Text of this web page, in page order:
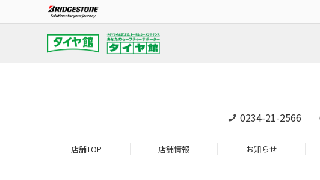
0234-21-2566
店舗TOP 店舗情報 お知らせ